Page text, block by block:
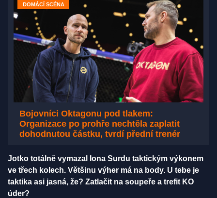
DOMÁCÍ SCÉNA
Bojovníci Oktagonu pod tlakem:
Organizace po prohře nechtěla zaplatit
dohodnutou částku, tvrdí přední trenér
Jotko totálně vymazal Iona Surdu taktickým výkonem
ve třech kolech. Většinu výher má na body. U tebe je
taktika asi jasná, že? Zatlačit na soupeře a trefit KO
úder?